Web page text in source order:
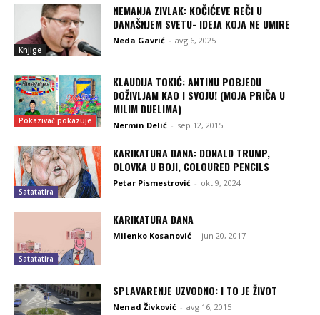
Knjige
NEMANJA ZIVLAK: KOČIĆEVE REČI U
DANAŠNJEM SVETU- IDEJA KOJA NE UMIRE
Neda Gavrić - avg 6, 2025
Pokazivač pokazuje
KLAUDIJA TOKIĆ: ANTINU POBJEDU
DOŽIVLJAM KAO I SVOJU! (MOJA PRIČA U
MILIM DUELIMA)
Nermin Delić - sep 12, 2015
Satatatira
KARIKATURA DANA: DONALD TRUMP,
OLOVKA U BOJI, COLOURED PENCILS
Petar Pismestrović - okt 9, 2024
Satatatira
KARIKATURA DANA
Milenko Kosanović - jun 20, 2017
SPLAVARENJE UZVODNO: I TO JE ŽIVOT
Nenad Živković - avg 16, 2015